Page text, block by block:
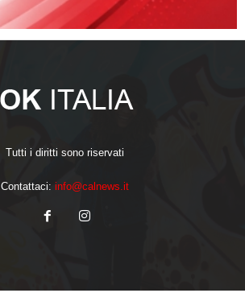
Tutti i diritti sono riservati
Contattaci: info@calnews.it